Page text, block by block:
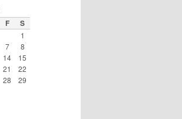
F S
1
7
8
14
15
21
22
28
29